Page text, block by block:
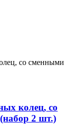
колец, со
2 шт.)